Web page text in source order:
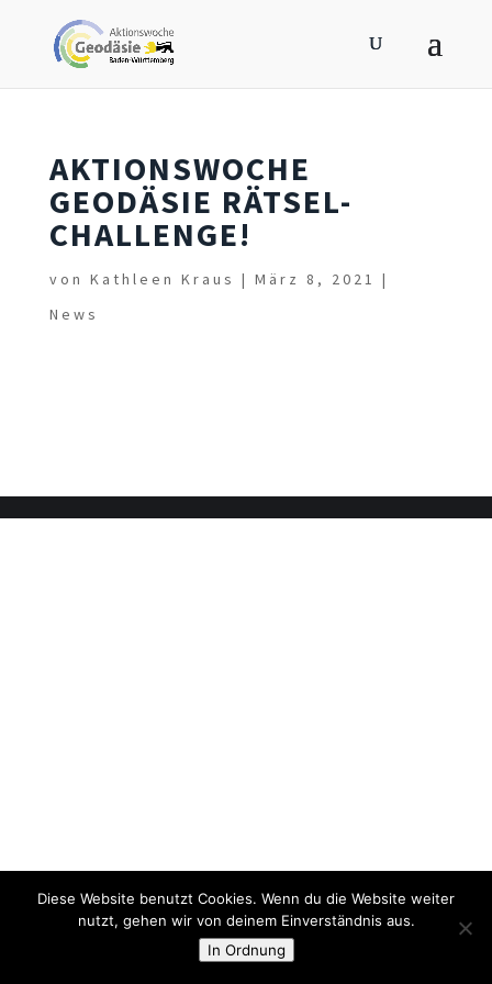
AKTIONSWOCHE
GEODÄSIE RÄTSEL-
CHALLENGE!
von Kathleen Kraus | März 8, 2021 |
News
Diese Website benutzt Cookies. Wenn du die Website weiter
nutzt, gehen wir von deinem Einverständnis aus.
In Ordnung